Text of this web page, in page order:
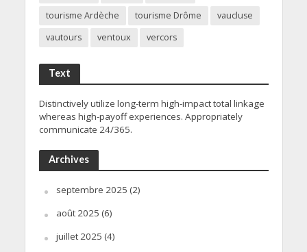
tourisme Ardèche
tourisme Drôme
vaucluse
vautours
ventoux vercors
Text
Distinctively utilize long-term high-impact total linkage
whereas high-payoff experiences. Appropriately
communicate 24/365.
Archives
septembre 2025 (2)
août 2025 (6)
juillet 2025 (4)